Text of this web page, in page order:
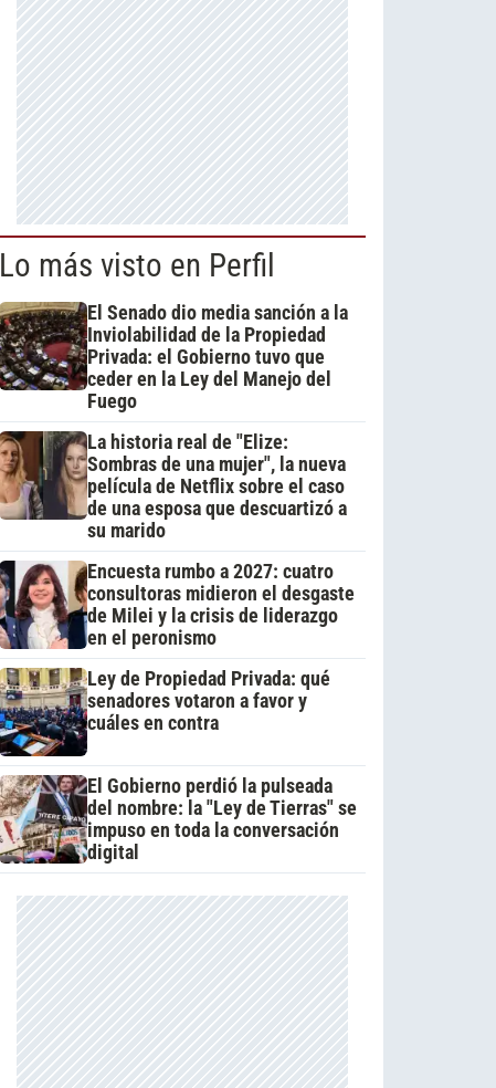
Lo más visto en Perfil
El Senado dio media sanción a la
Inviolabilidad de la Propiedad
Privada: el Gobierno tuvo que
ceder en la Ley del Manejo del
Fuego
La historia real de "Elize:
Sombras de una mujer", la nueva
película de Netflix sobre el caso
de una esposa que descuartizó a
su marido
Encuesta rumbo a 2027: cuatro
consultoras midieron el desgaste
de Milei y la crisis de liderazgo
en el peronismo
Ley de Propiedad Privada: qué
senadores votaron a favor y
cuáles en contra
El Gobierno perdió la pulseada
del nombre: la "Ley de Tierras" se
impuso en toda la conversación
digital